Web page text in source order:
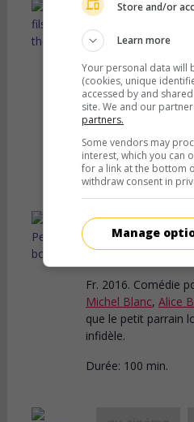
au cinéma
Père fils
Fr. 2017.
Waly Dia,
contre son client
infiltrent un
Durée: 92 min.
au cinéma
Fr. 2016. Comédie
Michel Blanc, Alice
que le petit parrain
infidèle.
Durée: 100 min.
Store and/or
Learn more
Your personal data will
(cookies, unique
accessed by and
site. We and our
partners.
Some vendors may
interest, which you can
for a link at the bottom
withdraw consent in
Manage